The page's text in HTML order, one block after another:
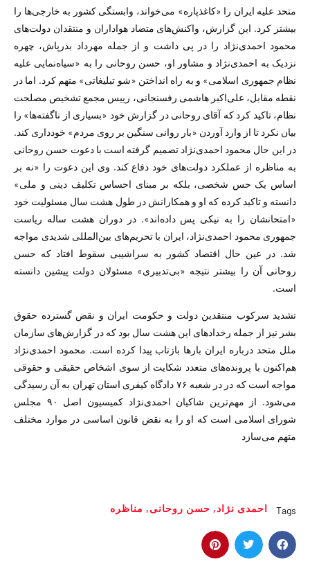
متحد علیه ایران را «کاغذپاره» می‌خواند، وابستگی کشور به خارجی‌ها را
بیشتر کرد. این گزارش، واکنش‌های متضاد هواداران و منتقدان دولت‌های
محمود احمدی‌نژاد را در پی داشت و از جمله مهرداد بذرپاش، چهره
نزدیک به احمدی‌نژاد و مشاور او، حسن روحانی را به «سیاه‌نمایی علیه
نظام جمهوری اسلامی» و به راه انداختن «شو تبلیغاتی» متهم کرد. اما در
نقطه مقابل، علی‌اکبر هاشمی رفسنجانی، رییس مجمع تشخیص مصلحت
نظام، تاکید کرد که آقای روحانی در گزارش خود «بسیاری از ناگفته‌ها» را
بیان نکرد تا از وارد آوردن «بار روانی سنگین بر روی مردم» خودداری کند.
در این حال محمود احمدی‌نژاد تصمیم گرفته است با دعوت حسن روحانی
به مناظره از عملکرد دولت‌های خود دفاع کند. وی این دعوت را «نه بر
اساس یک حس شخصی، بلکه بر مبنای احساس تکلیف دینی و ملی»
دانسته و تاکید کرده که او و همکارانش در طول هشت سال مسئولیت خود
«امتحانشان را به نیکی پس داده‌اند». در دوران هشت ساله ریاست
جمهوری محمود احمدی‌نژاد، ایران با تحریم‌های بین‌المللی شدیدی مواجه
شد. در عین حال اقتصاد کشور به سراشیبی سقوط افتاد که حسن
روحانی آن را بیشتر نتیجه «بی‌تدبیری» مسئولان دولت پیشین دانسته
است.
تشدید سرکوب منتقدین دولت و حکومت ایران و نقض گسترده حقوق
بشر نیز از جمله رخدادهای این هشت سال بود که در گزارش‌های سازمان
ملل متحد درباره ایران بار‌ها بازتاب پیدا کرده است. محمود احمدی‌نژاد
هم‌اکنون با پرونده‌های متعدد شکایت از سوی اشخاص حقیقی و حقوقی
مواجه است که در در شعبه ۷۶ دادگاه کیفری استان تهران به آن رسیدگی
می‌شود. از مهم‌ترین شاکیان احمدی‌نژاد کمیسیون اصل ۹۰ مجلس
شورای اسلامی است که او را به نقض قانون اساسی در موارد مختلف
متهم می‌سازد
Tags احمدی نژاد, حسن روحانی, مناظره